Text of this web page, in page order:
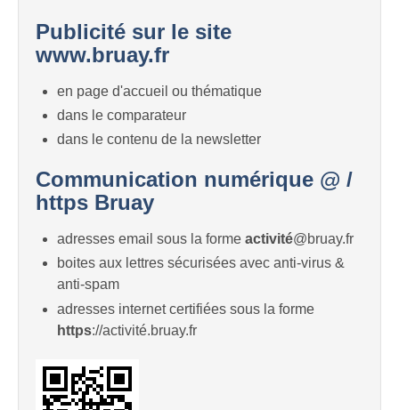
Publicité sur le site
www.bruay.fr
en page d'accueil ou thématique
dans le comparateur
dans le contenu de la newsletter
Communication numérique @ /
https Bruay
adresses email sous la forme activité@bruay.fr
boites aux lettres sécurisées avec anti-virus &
anti-spam
adresses internet certifiées sous la forme
https://activité.bruay.fr